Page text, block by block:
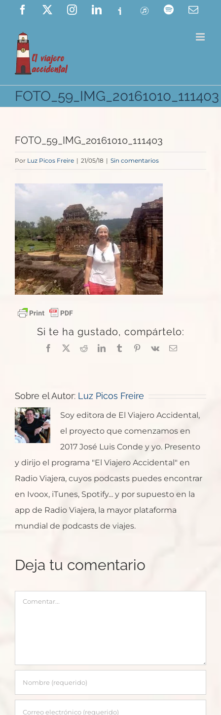
Saltar
contenido
Facebook InstagramLinkedIn
Ivoox ITunes Spotify
FOTO_59_IMG_20161010_111403
FOTO_59_IMG_20161010_111403
Por Luz Picos Freire | 21/05/18 | Sin comentarios
Si te ha gustado, compártelo:
Facebook
X RedditLinkedInTumblrPinterest
Vk
Correo
Sobre el Autor: Luz Picos Freire
Soy editora de El Viajero Accidental,
el proyecto que comenzamos en
2017 José Luis Conde y yo. Presento
y dirijo el programa "El Viajero Accidental" en
Radio Viajera, cuyos podcasts puedes encontrar
en Ivoox, iTunes, Spotify... y por supuesto en la
app de Radio Viajera, la mayor plataforma
mundial de podcasts de viajes.
Deja tu comentario
Comentar